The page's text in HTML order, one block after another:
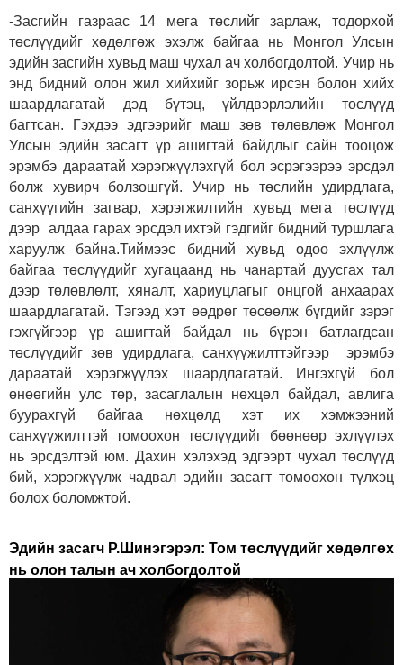
-Засгийн газраас 14 мега төслийг зарлаж, тодорхой
төслүүдийг хөдөлгөж эхэлж байгаа нь Монгол Улсын
эдийн засгийн хувьд маш чухал ач холбогдолтой. Учир нь
энд бидний олон жил хийхийг зорьж ирсэн болон хийх
шаардлагатай дэд бүтэц, үйлдвэрлэлийн төслүүд
багтсан. Гэхдээ эдгээрийг маш зөв төлөвлөж Монгол
Улсын эдийн засагт үр ашигтай байдлыг сайн тооцож
эрэмбэ дараатай хэрэгжүүлэхгүй бол эсрэгээрээ эрсдэл
болж хувирч болзошгүй. Учир нь төслийн удирдлага,
санхүүгийн загвар, хэрэгжилтийн хувьд мега төслүүд
дээр алдаа гарах эрсдэл ихтэй гэдгийг бидний туршлага
харуулж байна.Тиймээс бидний хувьд одоо эхлүүлж
байгаа төслүүдийг хугацаанд нь чанартай дуусгах тал
дээр төлөвлөлт, хяналт, хариуцлагыг онцгой анхаарах
шаардлагатай. Тэгээд хэт өөдрөг төсөөлж бүгдийг зэрэг
гэхгүйгээр үр ашигтай байдал нь бүрэн батлагдсан
төслүүдийг зөв удирдлага, санхүүжилттэйгээр эрэмбэ
дараатай хэрэгжүүлэх шаардлагатай. Ингэхгүй бол
өнөөгийн улс төр, засаглалын нөхцөл байдал, авлига
буурахгүй байгаа нөхцөлд хэт их хэмжээний
санхүүжилттэй томоохон төслүүдийг бөөнөөр эхлүүлэх
нь эрсдэлтэй юм. Дахин хэлэхэд эдгээрт чухал төслүүд
бий, хэрэгжүүлж чадвал эдийн засагт томоохон түлхэц
болох боломжтой.
Эдийн засагч Р.Шинэгэрэл: Том төслүүдийг хөдөлгөх
нь олон талын ач холбогдолтой